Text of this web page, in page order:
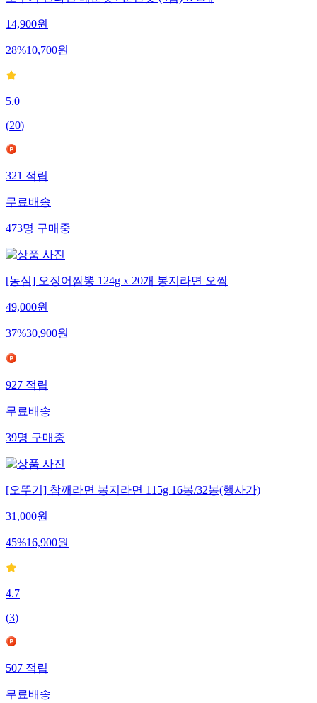
14,900원
28%10,700원
5.0
(20)
321 적립
무료배송
473명 구매중
[농심] 오징어짬뽕 124g x 20개 봉지라면 오짬
49,000원
37%30,900원
927 적립
무료배송
39명 구매중
[오뚜기] 참깨라면 봉지라면 115g 16봉/32봉(행사가)
31,000원
45%16,900원
4.7
(3)
507 적립
무료배송